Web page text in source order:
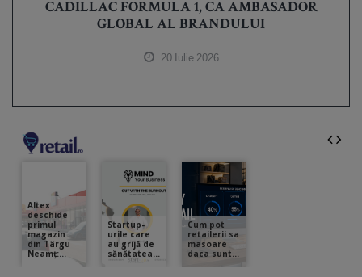
CADILLAC FORMULA 1, CA AMBASADOR
GLOBAL AL BRANDULUI
20 Iulie 2026